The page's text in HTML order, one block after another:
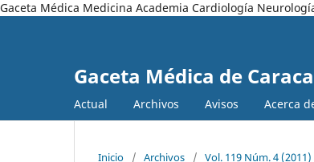
Gaceta Médica Medicina Academia Cardiología
Gaceta Médica de
Actual Archivos Avisos Acerca
Inicio / Archivos / Vol. 119 Núm. 4 (2011)